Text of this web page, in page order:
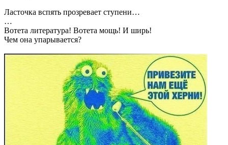
Ласточка вспять прозревает ступени…
…
Вотета литература! Вотета мощь! И ширь!
Чем она упарывается?